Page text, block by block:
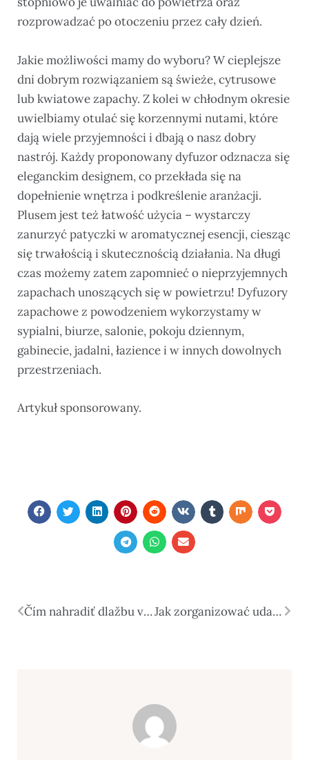
rozprowadzać po otoczeniu przez cały dzień.
Jakie możliwości mamy do wyboru? W cieplejsze
dni dobrym rozwiązaniem są świeże, cytrusowe
lub kwiatowe zapachy. Z kolei w chłodnym okresie
uwielbiamy otulać się korzennymi nutami, które
dają wiele przyjemności i dbają o nasz dobry
nastrój. Każdy proponowany dyfuzor odznacza się
eleganckim designem, co przekłada się na
dopełnienie wnętrza i podkreślenie aranżacji.
Plusem jest też łatwość użycia – wystarczy
zanurzyć patyczki w aromatycznej esencji, ciesząc
się trwałością i skutecznością działania. Na długi
czas możemy zatem zapomnieć o nieprzyjemnych
zapachach unoszących się w powietrzu! Dyfuzory
zapachowe z powodzeniem wykorzystamy w
sypialni, biurze, salonie, pokoju dziennym,
gabinecie, jadalni, łazience i w innych dowolnych
przestrzeniach.
Artykuł sponsorowany.
Čím nahradiť dlažbu v kúpeľni? Jak zorganizować udane i bezpieczne wakacje z dziećmi?